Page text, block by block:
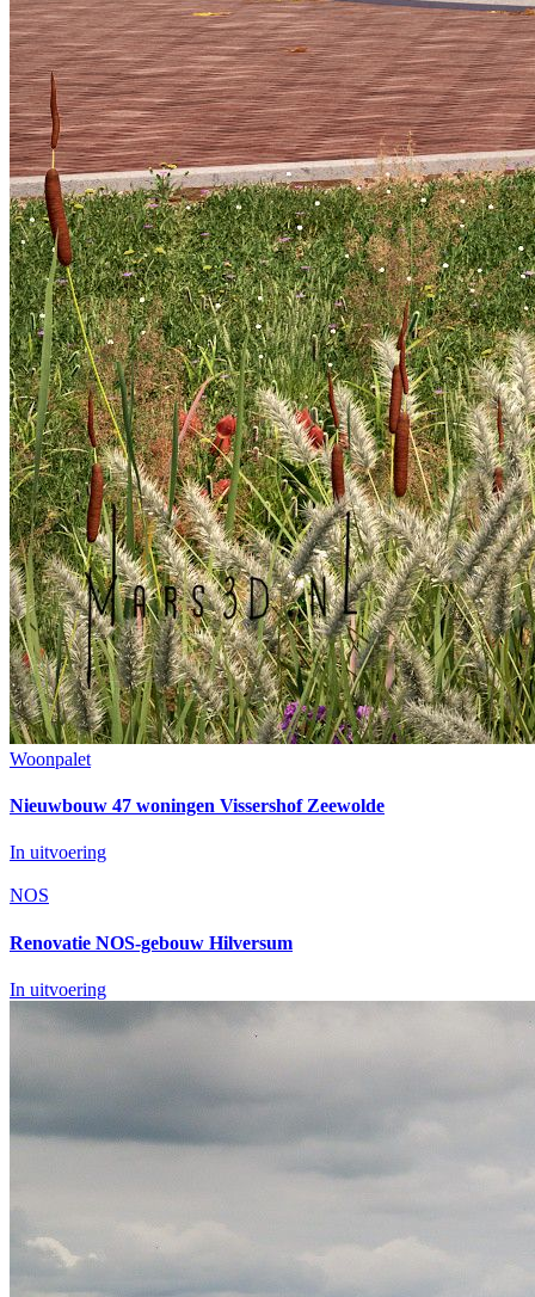
Woonpalet
Nieuwbouw 47 woningen Vissershof Zeewolde
In uitvoering
NOS
Renovatie NOS-gebouw Hilversum
In uitvoering